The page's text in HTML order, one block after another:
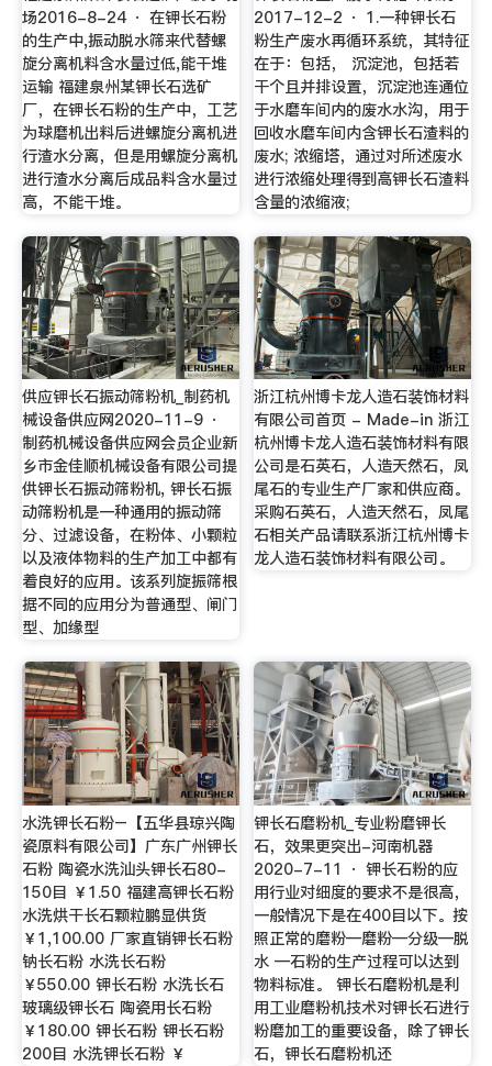
场2016-8-24 · 在钾长石粉
的生产中,振动脱水筛来代替螺
旋分离机料含水量过低,能干堆
运输 福建泉州某钾长石选矿
厂，在钾长石粉的生产中，工艺
为球磨机出料后进螺旋分离机进
行渣水分离，但是用螺旋分离机
进行渣水分离后成品料含水量过
高，不能干堆。
2017-12-2 · 1.一种钾长石
粉生产废水再循环系统，其特征
在于：包括， 沉淀池，包括若
干个且并排设置，沉淀池连通位
于水磨车间内的废水水沟，用于
回收水磨车间内含钾长石渣料的
废水; 浓缩塔，通过对所述废水
进行浓缩处理得到高钾长石渣料
含量的浓缩液;
供应钾长石振动筛粉机_制药机
械设备供应网2020-11-9 ·
制药机械设备供应网会员企业新
乡市金佳顺机械设备有限公司提
供钾长石振动筛粉机, 钾长石振
动筛粉机是一种通用的振动筛
分、过滤设备，在粉体、小颗粒
以及液体物料的生产加工中都有
着良好的应用。该系列旋振筛根
据不同的应用分为普通型、闸门
型、加缘型
浙江杭州博卡龙人造石装饰材料
有限公司首页 - Made-in 浙江
杭州博卡龙人造石装饰材料有限
公司是石英石，人造天然石，凤
尾石的专业生产厂家和供应商。
采购石英石，人造天然石，凤尾
石相关产品请联系浙江杭州博卡
龙人造石装饰材料有限公司。
水洗钾长石粉–【五华县琼兴陶
瓷原料有限公司】广东广州钾长
石粉 陶瓷水洗汕头钾长石80-
150目 ￥1.50 福建高钾长石粉
水洗烘干长石颗粒鹏显供货
￥1,100.00 厂家直销钾长石粉
钠长石粉 水洗长石粉
￥550.00 钾长石粉 水洗长石
玻璃级钾长石 陶瓷用长石粉
￥180.00 钾长石粉 钾长石粉
200目 水洗钾长石粉 ￥
钾长石磨粉机_专业粉磨钾长
石，效果更突出-河南机器
2020-7-11 · 钾长石粉的应
用行业对细度的要求不是很高，
一般情况下是在400目以下。按
照正常的磨粉—磨粉—分级—脱
水 —石粉的生产过程可以达到
物料标准。 钾长石磨粉机是利
用工业磨粉机技术对钾长石进行
粉磨加工的重要设备，除了钾长
石，钾长石磨粉机还